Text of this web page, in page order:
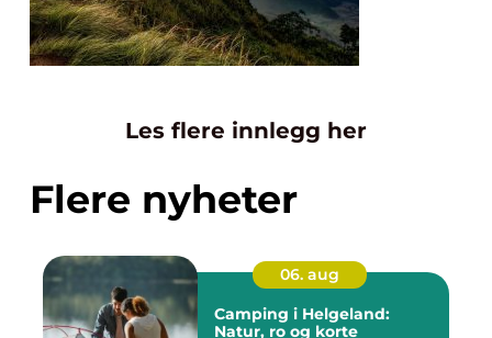
Les flere innlegg her
Flere nyheter
06. aug
Camping i Helgeland:
Natur, ro og korte